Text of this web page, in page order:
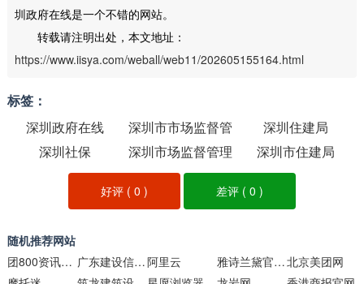
圳政府在线是一个不错的网站。
转载请注明出处，本文地址：
https://www.iisya.com/weball/web11/202605155164.html
标签：
深圳政府在线
深圳市市场监督管
理局
深圳住建局
深圳社保
深圳市场监督管理
局
深圳市住建局
好评 (0 ) 差评 ( 0 )
随机推荐网站
团800资讯频道
广东建设信息网(行业服务版)阿里云 雅诗兰黛官网商城北京美团网